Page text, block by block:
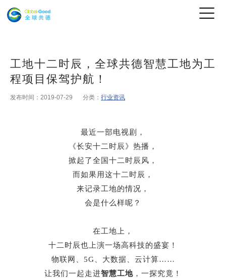
工地十二时辰，全球共德智慧工地为工
程项目保驾护航！
发布时间：2019-07-29 分类： 行业资讯
最近一部电视剧，
《长安十二时辰》热播，
掀起了全国十二时辰风 ，
而如果用这十二时辰 ，
来记录工地的情况，
会是什么样呢？
在工地上，
十二时辰也上演一场高科技的盛宴！
物联网、 5G、大数据、云计算……
让我们一起走进智慧工地 ，一探究竟！